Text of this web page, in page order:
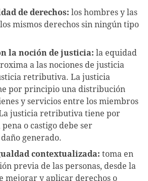
de derechos: los hombres y las
mismos derechos sin ningún tipo
la noción de justicia: la equidad
a las nociones de justicia
retributiva. La justicia
por principio una distribución
y servicios entre los miembros
justicia retributiva tiene por
o castigo debe ser
generado.
contextualizada: toma en
previa de las personas, desde la
mejorar y aplicar derechos o